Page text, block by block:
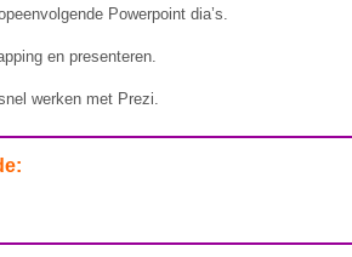
Powerpoint dia’s.
en presenteren.
werken met Prezi.